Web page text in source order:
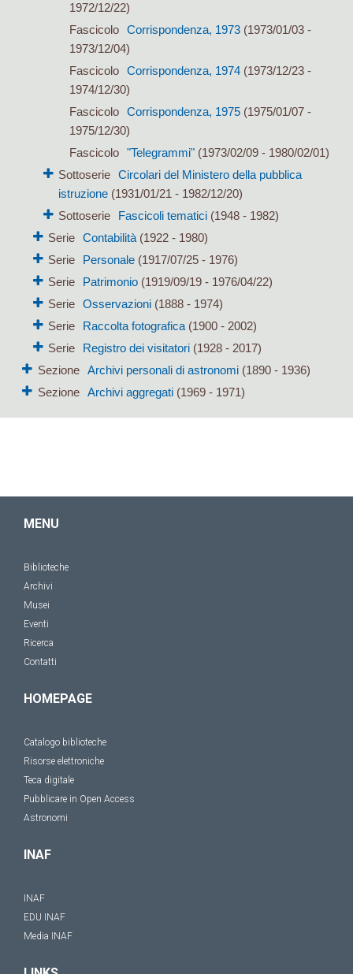
1972/12/22)
Fascicolo
Corrispondenza, 1973(1973/01/03 -
1973/12/04)
Fascicolo
Corrispondenza, 1974(1973/12/23 -
1974/12/30)
Fascicolo
Corrispondenza, 1975(1975/01/07 -
1975/12/30)
Fascicolo
"Telegrammi"(1973/02/09 - 1980/02/01)
Sottoserie
Circolari del Ministero della pubblica
istruzione (1931/01/21 - 1982/12/20)
Sottoserie
Fascicoli tematici (1948 - 1982)
Serie Contabilità(1922 - 1980)
Serie
Personale(1917/07/25 - 1976)
Serie
Patrimonio(1919/09/19 - 1976/04/22)
Serie Osservazioni(1888 - 1974)
Serie
Raccolta fotografica(1900 - 2002)
Serie
Registro dei visitatori(1928 - 2017)
Sezione
Archivi personali di astronomi(1890 - 1936)
Sezione
Archivi aggregati(1969 - 1971)
MENU
Biblioteche
Archivi
Musei
Eventi
Ricerca
Contatti
HOMEPAGE
Catalogo biblioteche
Risorse elettroniche
Teca digitale
Pubblicare in Open Access
Astronomi
INAF
INAF
EDU INAF
Media INAF